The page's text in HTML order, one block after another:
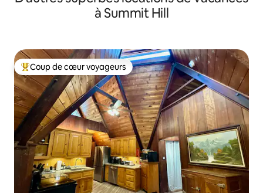
à Summit Hill
Coup de cœur voyageurs parmi les plus aimés
Coup de cœur voyageurs